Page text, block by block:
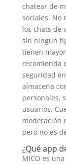
chatear de
sociales. No
los chats de
sin ningún
tienen
recomienda
seguridad
almacena
personales,
usuarios.
moderación
pero no es
¿Qué app
MICO es